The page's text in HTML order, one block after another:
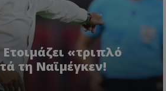
«τριπλό
τη Ναϊμέγκεν!